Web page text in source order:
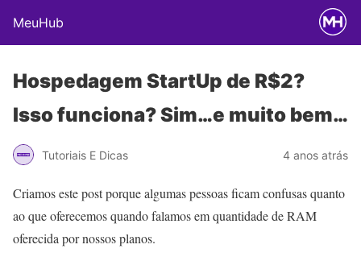
MeuHub
Hospedagem StartUp de R$2?
Isso funciona? Sim…e muito bem…
Tutoriais E Dicas 4 anos atrás
Criamos este post porque algumas pessoas ficam confusas quanto
ao que oferecemos quando falamos em quantidade de RAM
oferecida por nossos planos.